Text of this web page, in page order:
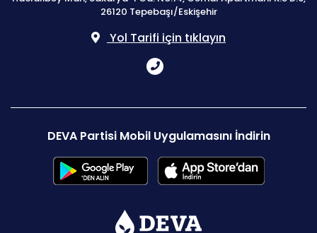
26120 Tepebaşı/Eskişehir
Yol Tarifi için tıklayın
DEVA Partisi Mobil Uygulamasını İndirin